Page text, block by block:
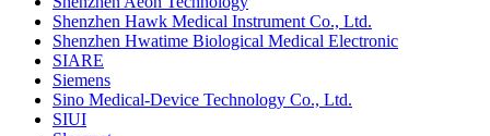
Shenzhen Hawk Medical Instrument Co., Ltd.
Shenzhen Hwatime Biological Medical Electronic
SIARE
Siemens
Sino Medical-Device Technology Co., Ltd.
SIUI